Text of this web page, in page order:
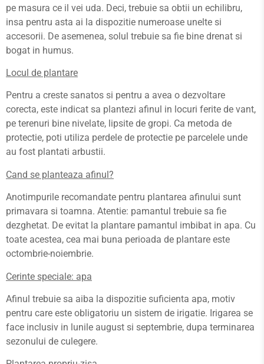
pe masura ce il vei uda. Deci, trebuie sa obtii un echilibru,
insa pentru asta ai la dispozitie numeroase unelte si
accesorii. De asemenea, solul trebuie sa fie bine drenat si
bogat in humus.
Locul de plantare
Pentru a creste sanatos si pentru a avea o dezvoltare
corecta, este indicat sa plantezi afinul in locuri ferite de vant,
pe terenuri bine nivelate, lipsite de gropi. Ca metoda de
protectie, poti utiliza perdele de protectie pe parcelele unde
au fost plantati arbustii.
Cand se planteaza afinul?
Anotimpurile recomandate pentru plantarea afinului sunt
primavara si toamna. Atentie: pamantul trebuie sa fie
dezghetat. De evitat la plantare pamantul imbibat in apa. Cu
toate acestea, cea mai buna perioada de plantare este
octombrie-noiembrie.
Cerinte speciale: apa
Afinul trebuie sa aiba la dispozitie suficienta apa, motiv
pentru care este obligatoriu un sistem de irigatie. Irigarea se
face inclusiv in lunile august si septembrie, dupa terminarea
sezonului de culegere.